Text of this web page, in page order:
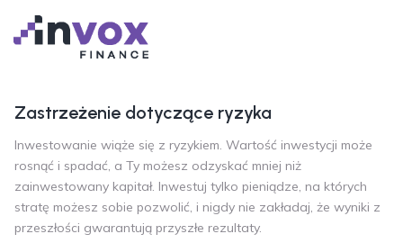
Zastrzeżenie dotyczące ryzyka
Inwestowanie wiąże się z ryzykiem. Wartość inwestycji może
rosnąć i spadać, a Ty możesz odzyskać mniej niż
zainwestowany kapitał. Inwestuj tylko pieniądze, na których
stratę możesz sobie pozwolić, i nigdy nie zakładaj, że wyniki z
przeszłości gwarantują przyszłe rezultaty.